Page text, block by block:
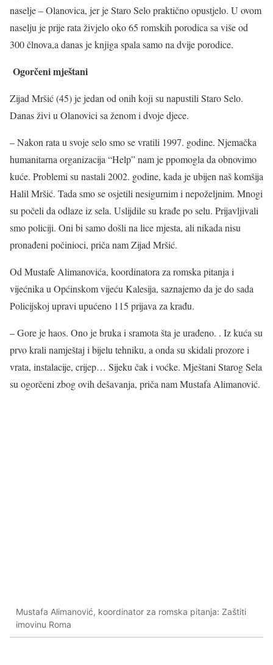
naselje – Olanovica, jer je Staro Selo praktično opustjelo. U ovom
naselju je prije rata živjelo oko 65 romskih porodica sa više od
300 člnova,a danas je knjiga spala samo na dvije porodice.
Ogorčeni mještani
Zijad Mršić (45) je jedan od onih koji su napustili Staro Selo.
Danas živi u Olanovici sa ženom i dvoje djece.
– Nakon rata u svoje selo smo se vratili 1997. godine. Njemačka
humanitarna organizacija “Help” nam je ppomogla da obnovimo
kuće. Problemi su nastali 2002. godine, kada je ubijen naš komšija
Halil Mršić. Tada smo se osjetili nesigurnim i nepoželjnim. Mnogi
su počeli da odlaze iz sela. Uslijdile su krađe po selu. Prijavljivali
smo policiji. Oni bi samo došli na lice mjesta, ali nikada nisu
pronađeni počinioci, priča nam Zijad Mršić.
Od Mustafe Alimanovića, koordinatora za romska pitanja i
vijećnika u Općinskom vijeću Kalesija, saznajemo da je do sada
Policijskoj upravi upućeno 115 prijava za krađu.
– Gore je haos. Ono je bruka i sramota šta je urađeno. . Iz kuća su
prvo krali namještaj i bijelu tehniku, a onda su skidali prozore i
vrata, instalacije, crijep… Sijeku čak i voćke. Mještani Starog Sela
su ogorčeni zbog ovih dešavanja, priča nam Mustafa Alimanović.
Mustafa Alimanović, koordinator za romska pitanja: Zaštiti
imovinu Roma